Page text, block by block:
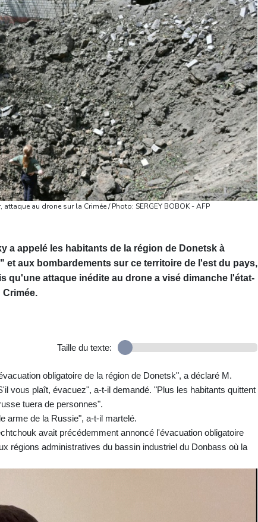
au drone sur la Crimée / Photo: SERGEY BOBOK - AFP
a appelé les habitants de la région de Donetsk à
aux bombardements sur ce territoire de l'est du pays,
qu'une attaque inédite au drone a visé dimanche l'état-
Crimée.
Taille du texte:
obligatoire de la région de Donetsk", a déclaré M.
vous plaît, évacuez", a-t-il demandé. "Plus les habitants quittent
tuera de personnes".
arme de la Russie", a-t-il martelé.
avait précédemment annoncé l'évacuation obligatoire
régions administratives du bassin industriel du Donbass où la